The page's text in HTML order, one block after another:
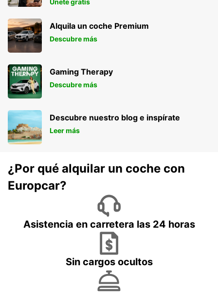
Únete gratis
Alquila un coche Premium
Descubre más
Gaming Therapy
Descubre más
Descubre nuestro blog e inspírate
Leer más
¿Por qué alquilar un coche con
Europcar?
Asistencia en carretera las 24 horas
Sin cargos ocultos